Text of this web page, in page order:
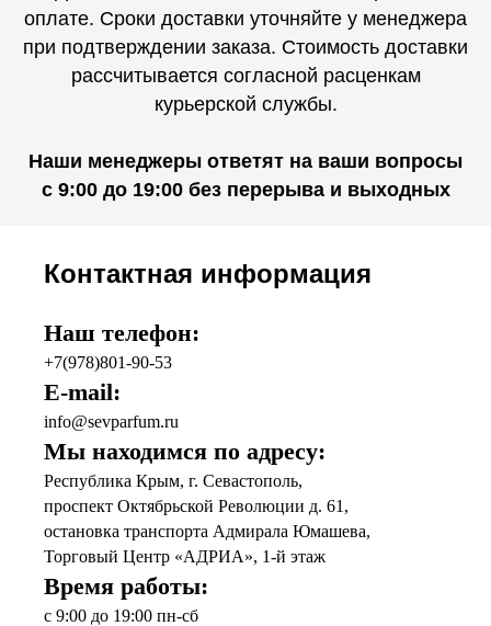
оплате. Сроки доставки уточняйте у менеджера
при подтверждении заказа. Стоимость доставки
рассчитывается согласной расценкам
курьерской службы.
Наши менеджеры ответят на ваши вопросы
с 9:00 до 19:00 без перерыва и выходных
Контактная информация
Наш телефон:
+7(978)801-90-53
E-mail:
info@sevparfum.ru
Мы находимся по адресу:
Республика Крым, г. Севастополь,
проспект Октябрьской Революции д. 61,
остановка транспорта Адмирала Юмашева,
Торговый Центр «АДРИА», 1-й этаж
Время работы:
с 9:00 до 19:00 пн-сб